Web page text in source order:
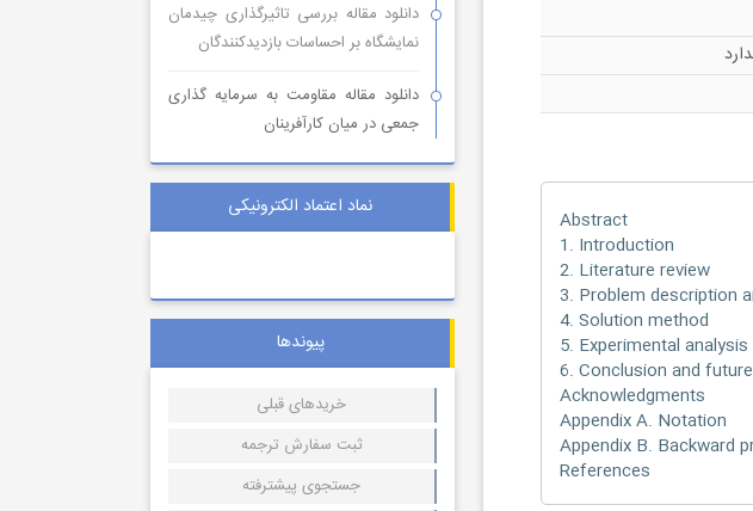
Abstract
1. Introduction
2. Literature review
3. Problem description
4. Solution method
5. Experimental analysis
6. Conclusion and
Acknowledgments
Appendix A. Notation
Appendix B. Backward
References
دانلود مقاله بررسی تاثیرگذاری چیدمان
نمایشگاه بر احساسات بازدیدکنندگان
دانلود مقاله مقاومت به سرمایه گذاری
جمعی در میان کارآفرینان
نماد اعتماد الکترونیکی
پیوندها
خریدهای قبلی
ثبت سفارش ترجمه
جستجوی پیشترفته